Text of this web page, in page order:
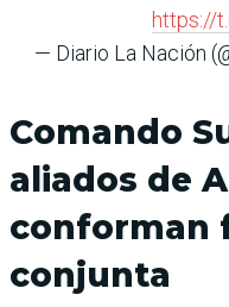
https://
— Diario La Nación
Comando
aliados de
conforman
conjunta